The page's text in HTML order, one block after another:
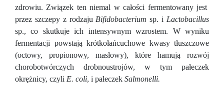
zdrowiu. Związek ten niemal w całości fermentowany jest
przez szczepy z rodzaju Bifidobacterium sp. i Lactobacillus
sp., co skutkuje ich intensywnym wzrostem. W wyniku
fermentacji powstają krótkołańcuchowe kwasy tłuszczowe
(octowy, propionowy, masłowy), które hamują rozwój
chorobotwórczych drobnoustrojów, w tym pałeczek
okrężnicy, czyli E. coli, i pałeczek Salmonelli.